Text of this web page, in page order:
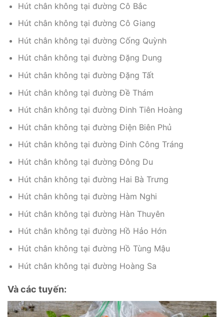
Hút chân không tại đường Cô Bắc
Hút chân không tại đường Cô Giang
Hút chân không tại đường Cống Quỳnh
Hút chân không tại đường Đặng Dung
Hút chân không tại đường Đặng Tất
Hút chân không tại đường Đề Thám
Hút chân không tại đường Đinh Tiên Hoàng
Hút chân không tại đường Điện Biên Phủ
Hút chân không tại đường Đinh Công Tráng
Hút chân không tại đường Đông Du
Hút chân không tại đường Hai Bà Trưng
Hút chân không tại đường Hàm Nghi
Hút chân không tại đường Hàn Thuyên
Hút chân không tại đường Hồ Hảo Hớn
Hút chân không tại đường Hồ Tùng Mậu
Hút chân không tại đường Hoàng Sa
Và các tuyến: